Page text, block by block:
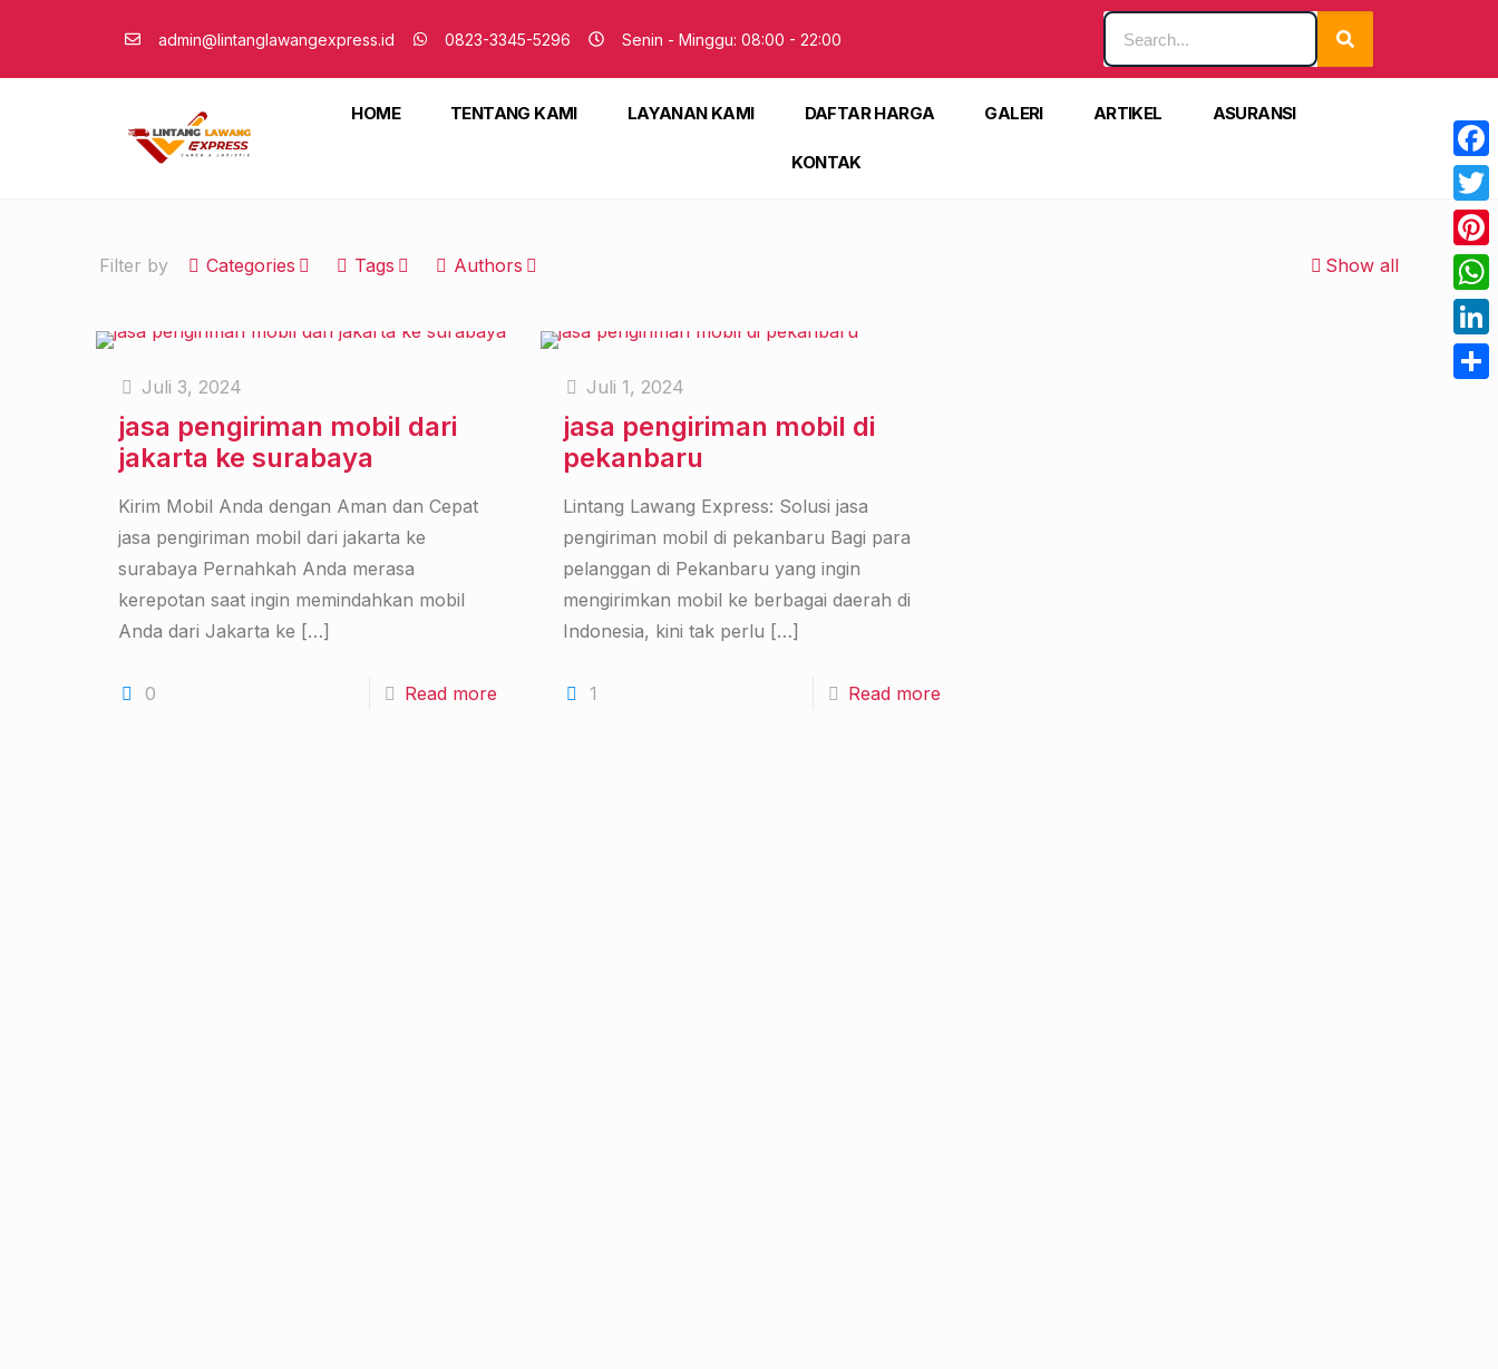
admin@lintanglawangexpress.id 0823-3345-5296 Senin - Minggu: 08:00 - 22:00
HOME TENTANG KAMI LAYANAN KAMI DAFTAR HARGA GALERI ARTIKEL ASURANSI
KONTAK
Filter by Categories Tags Authors Show all
Juli 3, 2024
jasa pengiriman mobil dari
jakarta ke surabaya
Kirim Mobil Anda dengan Aman dan Cepat
jasa pengiriman mobil dari jakarta ke
surabaya Pernahkah Anda merasa
kerepotan saat ingin memindahkan mobil
Anda dari Jakarta ke […]
0 Read more
Juli 1, 2024
jasa pengiriman mobil di
pekanbaru
Lintang Lawang Express: Solusi jasa
pengiriman mobil di pekanbaru Bagi para
pelanggan di Pekanbaru yang ingin
mengirimkan mobil ke berbagai daerah di
Indonesia, kini tak perlu […]
1 Read more